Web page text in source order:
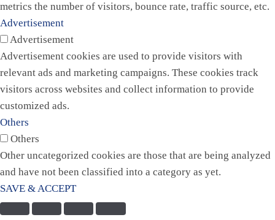
metrics the number of visitors, bounce rate, traffic source, etc.
Advertisement
Advertisement
Advertisement cookies are used to provide visitors with
relevant ads and marketing campaigns. These cookies track
visitors across websites and collect information to provide
customized ads.
Others
Others
Other uncategorized cookies are those that are being analyzed
and have not been classified into a category as yet.
SAVE & ACCEPT